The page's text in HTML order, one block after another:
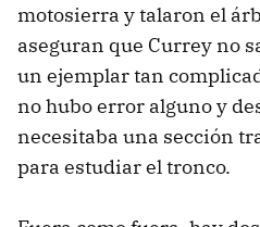
motosierra y talaron el
aseguran que Currey no
un ejemplar tan
no hubo error alguno y
necesitaba una sección
para estudiar el tronco.